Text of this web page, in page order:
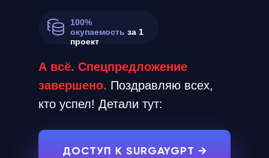
100%
окупаемость за 1
проект
ДОСТУП К SURGAYGPT →
А всё. Спецпредложение
завершено. Поздравляю всех,
кто успел! Детали тут: